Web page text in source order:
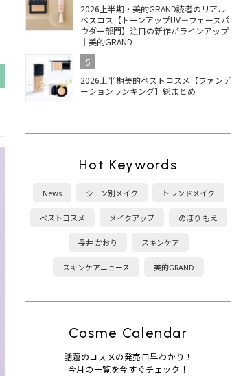
2026上半期・美的GRAND読者のリアル
ベスコス【トーンアップUV＋フェースパ
ウダー部門】注目の新作がラインアップ
｜美的GRAND
5
2026上半期美的ベストコスメ【ファンデ
ーションランキング】総まとめ
Hot Keywords
News シーン別メイク トレンドメイク
ベストコスメ メイクアップ のぼり もえ
長井 かおり スキンケア
スキンケアニュース 美的GRAND
Cosme Calendar
話題のコスメの発売日早わかり！
今月の一覧を今すぐチェック！